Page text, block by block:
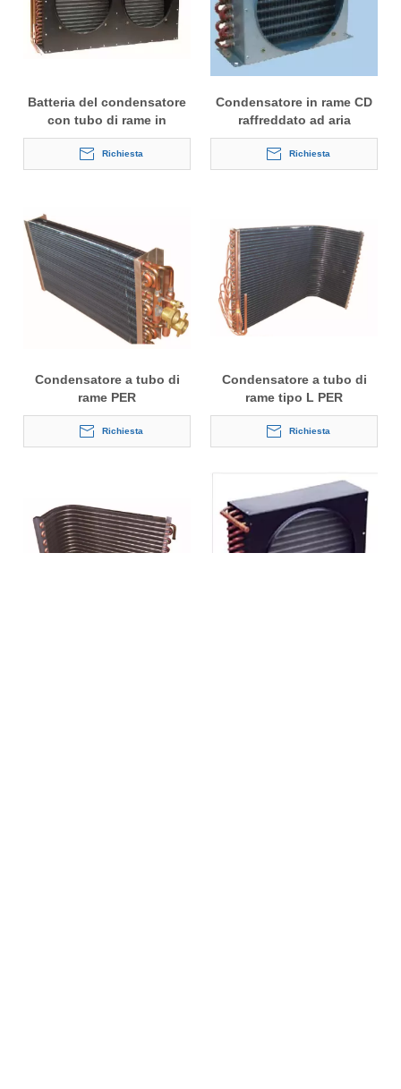
Batteria del condensatore
con tubo di rame in
alluminio
Richiesta
Condensatore in rame CD
raffreddato ad aria
Richiesta
Condensatore a tubo di
rame PER
CONDIZIONATORE D'ARIA
Con raccordo in rame
Richiesta
Condensatore a tubo di
rame tipo L PER
CONDIZIONATORE D'ARIA
Richiesta